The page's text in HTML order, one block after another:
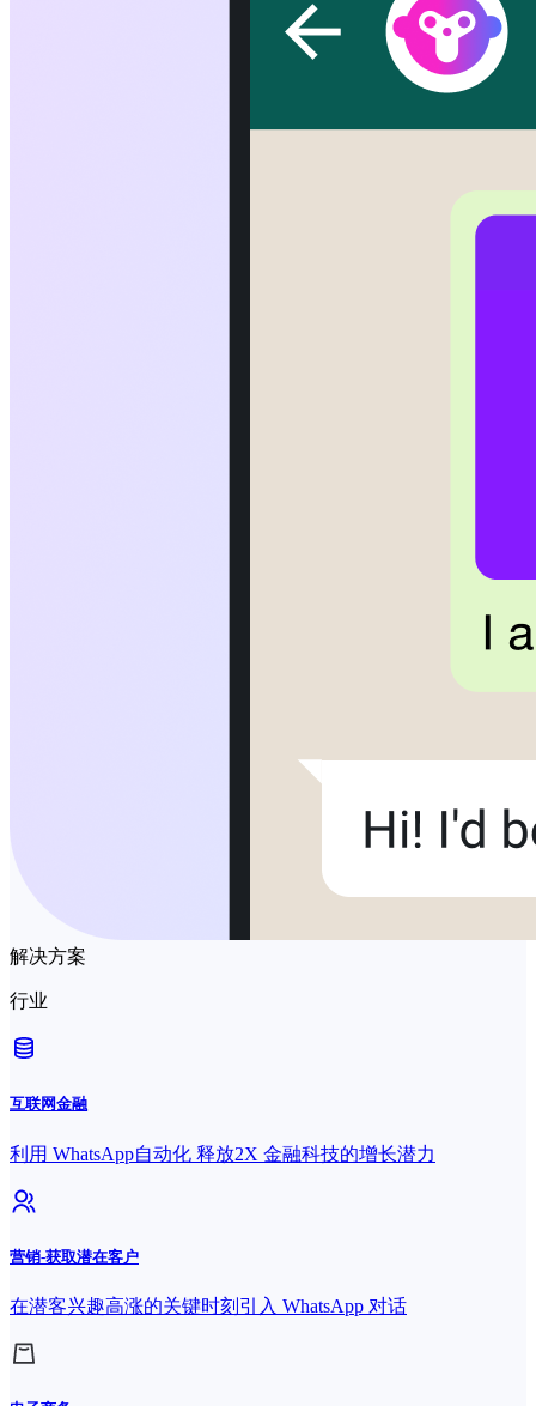
解决方案
行业
互联网金融
利用 WhatsApp自动化 释放2X 金融科技的增长潜力
营销-获取潜在客户
在潜客兴趣高涨的关键时刻引入 WhatsApp 对话